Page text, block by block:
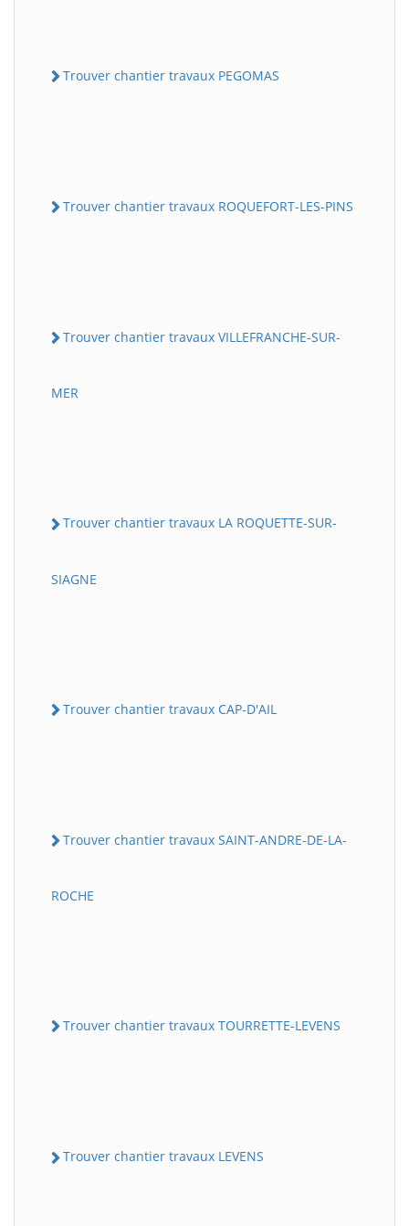
Trouver chantier travaux PEGOMAS
Trouver chantier travaux ROQUEFORT-LES-PINS
Trouver chantier travaux VILLEFRANCHE-SUR-
MER
Trouver chantier travaux LA ROQUETTE-SUR-
SIAGNE
Trouver chantier travaux CAP-D'AIL
Trouver chantier travaux SAINT-ANDRE-DE-LA-
ROCHE
Trouver chantier travaux TOURRETTE-LEVENS
Trouver chantier travaux LEVENS